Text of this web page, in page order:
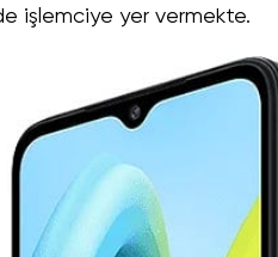
işlemciye yer vermekte.